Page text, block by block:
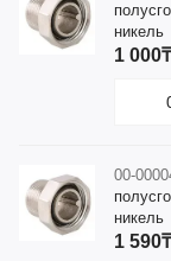
никель
1 000₸
00-
никель
1 590₸